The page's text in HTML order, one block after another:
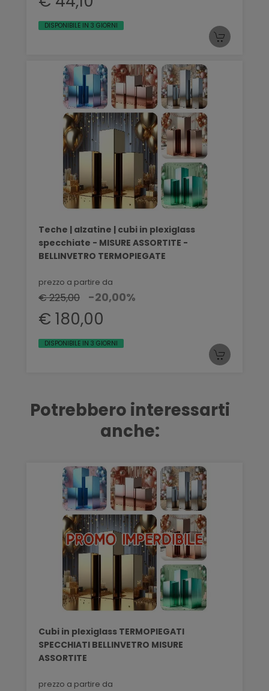
DISPONIBILE IN 3 GIORNI
Teche | alzatine | cubi in plexiglass
specchiate - MISURE ASSORTITE -
BELLINVETRO TERMOPIEGATE
prezzo a partire da
€ 225,00 -20,00%
€ 180,00
DISPONIBILE IN 3 GIORNI
Potrebbero interessarti
anche:
Cubi in plexiglass TERMOPIEGATI
SPECCHIATI BELLINVETRO MISURE
ASSORTITE
prezzo a partire da